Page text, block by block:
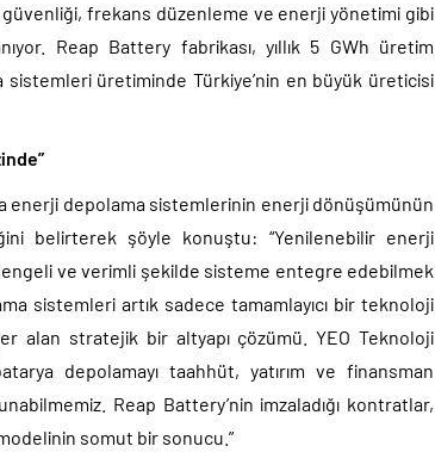
frekans düzenleme ve enerji yönetimi gibi
Reap Battery fabrikası, yıllık 5 GWh üretim
üretiminde Türkiye’nin en büyük üreticisi
enerji depolama sistemlerinin enerji dönüşümünün
belirterek şöyle konuştu: “Yenilenebilir enerji
ve verimli şekilde sisteme entegre edebilmek
sistemleri artık sadece tamamlayıcı bir teknoloji
alan stratejik bir altyapı çözümü. YEO Teknoloji
depolamayı taahhüt, yatırım ve finansman
Reap Battery’nin imzaladığı kontratlar,
somut bir sonucu.”